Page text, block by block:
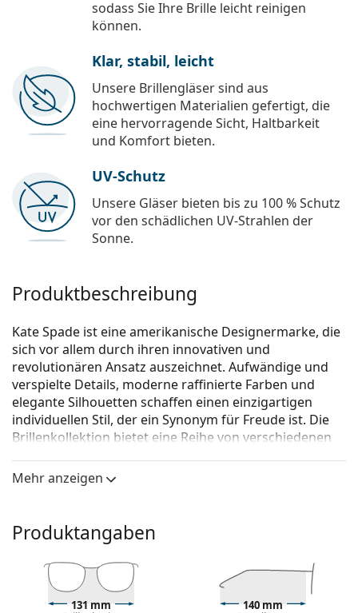
sodass Sie Ihre Brille leicht reinigen
können.
Klar, stabil, leicht
Unsere Brillengläser sind aus
hochwertigen Materialien gefertigt, die
eine hervorragende Sicht, Haltbarkeit
und Komfort bieten.
UV-Schutz
Unsere Gläser bieten bis zu 100 % Schutz
vor den schädlichen UV-Strahlen der
Sonne.
Produktbeschreibung
Kate Spade ist eine amerikanische Designermarke, die
sich vor allem durch ihren innovativen und
revolutionären Ansatz auszeichnet. Aufwändige und
verspielte Details, moderne raffinierte Farben und
elegante Silhouetten schaffen einen einzigartigen
individuellen Stil, der ein Synonym für Freude ist. Die
Brillenkollektion bietet eine Reihe von verschiedenen
Alters beliebt.
Brillenfassung
kühlen Hauttönen und hellbraunem, schwarzem
oder hellblondem Haar.
Cat-Eye-Fassungen sind eine ideale Wahl für
Mehr anzeigen
Produktangaben
131 mm 140 mm